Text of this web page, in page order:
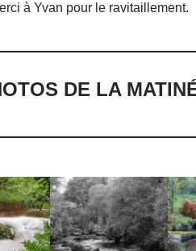
à Yvan pour le ravitaillement.
DE LA